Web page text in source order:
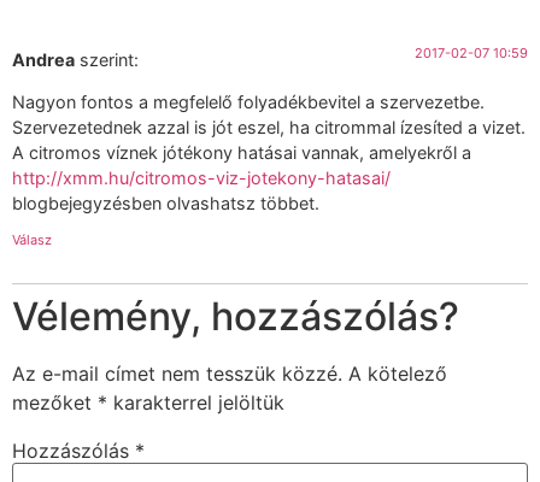
Andrea szerint: 2017-02-07 10:59
Nagyon fontos a megfelelő folyadékbevitel a szervezetbe.
Szervezetednek azzal is jót eszel, ha citrommal ízesíted a vizet.
A citromos víznek jótékony hatásai vannak, amelyekről a
http://xmm.hu/citromos-viz-jotekony-hatasai/
blogbejegyzésben olvashatsz többet.
Válasz
Vélemény, hozzászólás?
Az e-mail címet nem tesszük közzé. A kötelező
mezőket * karakterrel jelöltük
Hozzászólás *